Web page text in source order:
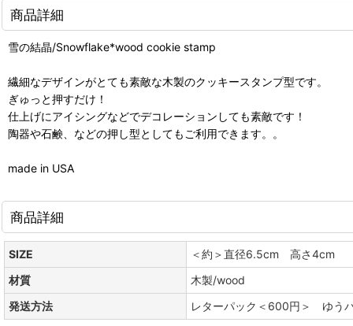
商品詳細
雪の結晶/Snowflake*wood cookie stamp
繊細なデザインがとても素敵な木製のクッキースタンプ型です。
ぎゅっと押すだけ！
仕上げにアイシングなどでデコレーションしても素敵です！
陶器や石鹸、などの押し型としてもご利用できます。。
made in USA
商品詳細
SIZE
＜約＞直径6.5cm 高さ4cm
材質
木製/wood
発送方法
レターパック＜600円＞ ゆう